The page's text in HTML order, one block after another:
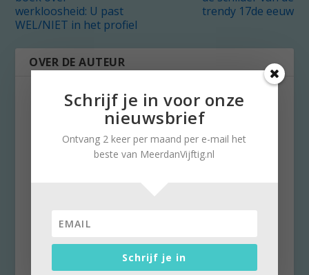
werkloosheid: U past
WEL/NIET in het profiel
trendy 17de eeuw
OVER DE AUTEUR
naar De Telegraaf als leerling-journaliste. Per 1
januari 2016 verliet ze de krant, nadat ze er als
chef en uiteindelijk (eerste vrouwelijke) adjunct-
Schrijf je in voor onze
nieuwsbrief
Ontvang 2 keer per maand per e-mail het
beste van MeerdanVijftig.nl
Schrijf je in